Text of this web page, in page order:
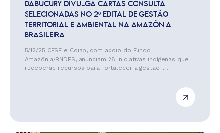
DABUCURY DIVULGA CARTAS CONSULTA
SELECIONADAS NO 2º EDITAL DE GESTÃO
TERRITORIAL E AMBIENTAL NA AMAZÔNIA
BRASILEIRA
5/12/25 CESE e Coiab, com apoio do Fundo
Amazônia/BNDES, anunciam 28 iniciativas indígenas que
receberão recursos para fortalecer a gestão t...